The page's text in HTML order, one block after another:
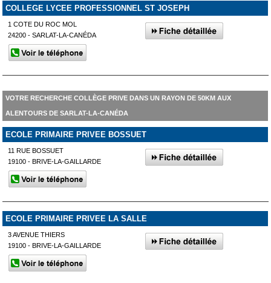
COLLEGE LYCEE PROFESSIONNEL ST JOSEPH
1 COTE DU ROC MOL
24200 - SARLAT-LA-CANÉDA
VOTRE RECHERCHE COLLÈGE PRIVE DANS UN RAYON DE 50KM AUX
ALENTOURS DE SARLAT-LA-CANÉDA
ECOLE PRIMAIRE PRIVEE BOSSUET
11 RUE BOSSUET
19100 - BRIVE-LA-GAILLARDE
ECOLE PRIMAIRE PRIVEE LA SALLE
3 AVENUE THIERS
19100 - BRIVE-LA-GAILLARDE